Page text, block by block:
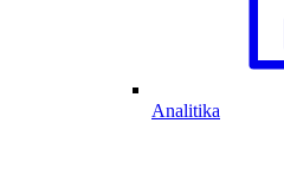
Analitika